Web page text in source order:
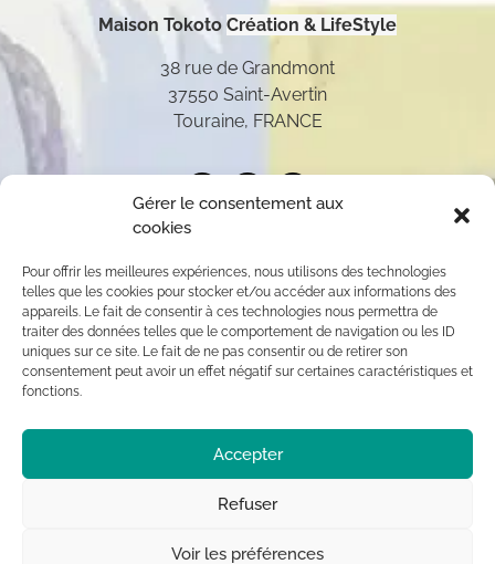
Gérer le consentement aux
cookies
Pour offrir les meilleures expériences, nous utilisons des technologies
telles que les cookies pour stocker et/ou accéder aux informations des
appareils. Le fait de consentir à ces technologies nous permettra de
traiter des données telles que le comportement de navigation ou les ID
uniques sur ce site. Le fait de ne pas consentir ou de retirer son
consentement peut avoir un effet négatif sur certaines caractéristiques et
fonctions.
Accepter
Refuser
Voir les préférences
Maison Tokoto Création & LifeStyle
38 rue de Grandmont
37550 Saint-Avertin
Touraine, FRANCE
Toutes les oeuvres présentées sur ce site appartiennent
exclusivement à l’auteur (sauf mention contraire) aux
termes des articles L 111-1 et L112-1 du code de la
Propriété Intellectuelle. Par conséquent, toute
interdits sans autorisation du titulaire des droits ©